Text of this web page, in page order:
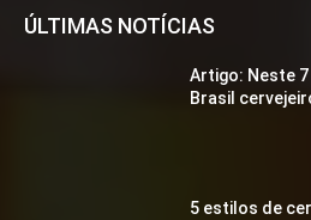
ÚLTIMAS NOTÍCIAS
Artigo: Neste
Brasil
5 estilos de